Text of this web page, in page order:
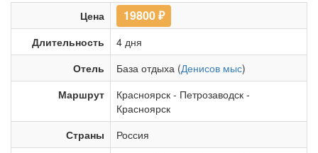
Цена 19800₽
Длительность
4 дня
Отель
База отдыха (Денисов мыс)
Маршрут
Красноярск - Петрозаводск -
Красноярск
Страны
Россия